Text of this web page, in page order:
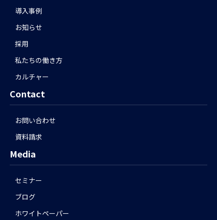
導入事例
お知らせ
採用
私たちの働き方
カルチャー
Contact
お問い合わせ
資料請求
Media
セミナー
ブログ
ホワイトペーパー